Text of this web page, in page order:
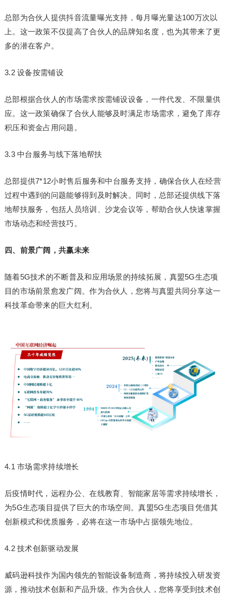
总部为合伙人提供抖音流量曝光支持，每月曝光量达100万次以
上。这一政策不仅提高了合伙人的品牌知名度，也为其带来了更
多的潜在客户。
3.2 设备按需铺设
总部根据合伙人的市场需求按需铺设设备，一件代发、不限量供
应。这一政策确保了合伙人能够及时满足市场需求，避免了库存
积压和资金占用问题。
3.3 中台服务与线下落地帮扶
总部提供7*12小时售后服务和中台服务支持，确保合伙人在经营
过程中遇到的问题能够得到及时解决。同时，总部还提供线下落
地帮扶服务，包括人员培训、沙龙会议等，帮助合伙人快速掌握
市场动态和经营技巧。
四、前景广阔，共赢未来
随着5G技术的不断普及和应用场景的持续拓展，真盟5G生态项
目的市场前景愈发广阔。作为合伙人，您将与真盟共同分享这一
科技革命带来的巨大红利。
4.1 市场需求持续增长
后疫情时代，远程办公、在线教育、智能家居等需求持续增长，
为5G生态项目提供了巨大的市场空间。真盟5G生态项目凭借其
创新模式和优质服务，必将在这一市场中占据领先地位。
4.2 技术创新驱动发展
威码逊科技作为国内领先的智能设备制造商，将持续投入研发资
源，推动技术创新和产品升级。作为合伙人，您将享受到技术创